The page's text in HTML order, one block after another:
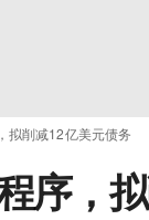
拟削减12亿美元债务
序，